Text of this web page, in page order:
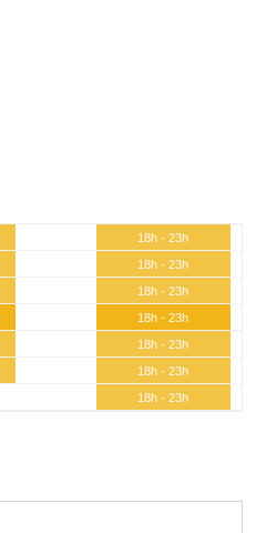
18h - 23h
18h - 23h
18h - 23h
18h - 23h
18h - 23h
18h - 23h
18h - 23h